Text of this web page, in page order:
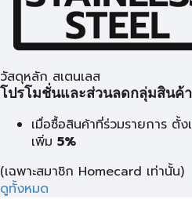
วัสดุหลัก สเตนเลส
โปรโมชั่นและส่วนลดกลุ่มสินค้า
เมื่อซื้อสินค้าที่ร่วมรายการ ตั้ง
เพิ่ม 5%
(เฉพาะสมาชิก Homecard เท่านั้น)
ดูทั้งหมด